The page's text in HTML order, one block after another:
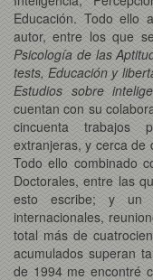
Educación. Todo ello
autor, entre los que
Psicología de las
tests, Educación y
Estudios sobre
cuentan con su
cincuenta trabajos
extranjeras, y cerca de
Todo ello combinado
Doctorales, entre las
esto escribe; y un
internacionales,
total más de
acumulados superan
de 1994 me encontré